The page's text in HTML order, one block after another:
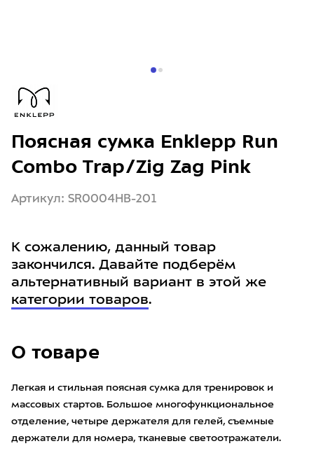
О товаре
Легкая и стильная поясная сумка для тренировок и
массовых стартов. Большое многофункциональное
отделение, четыре держателя для гелей, съемные
держатели для номера, тканевые светоотражатели.
Поясная сумка Enklepp Run
Combo Trap/Zig Zag Pink
Артикул: SR0004HB-201
К сожалению, данный товар
закончился. Давайте подберём
альтернативный вариант в этой же
категории товаров.